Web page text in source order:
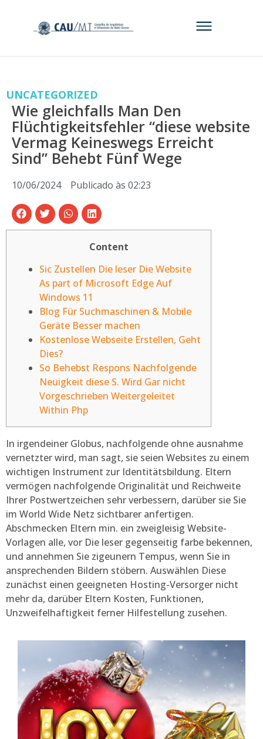
UNCATEGORIZED
Wie gleichfalls Man Den
Flüchtigkeitsfehler “diese website
Vermag Keineswegs Erreicht
Sind” Behebt Fünf Wege
10/06/2024 Publicado às 02:23
Content
Sic Zustellen Die leser Die Website
As part of Microsoft Edge Auf
Windows 11
Blog Für Suchmaschinen & Mobile
Geräte Besser machen
Kostenlose Webseite Erstellen, Geht
Dies?
So Behebst Respons Nachfolgende
Neuigkeit diese S. Wird Gar nicht
Vorgeschrieben Weitergeleitet
Within Php
In irgendeiner Globus, nachfolgende ohne ausnahme
vernetzter wird, man sagt, sie seien Websites zu einem
wichtigen Instrument zur Identitätsbildung. Eltern
vermögen nachfolgende Originalität und Reichweite
Ihrer Postwertzeichen sehr verbessern, darüber sie Sie
im World Wide Netz sichtbarer anfertigen.
Abschmecken Eltern min. ein zweigleisig Website-
Vorlagen alle, vor Die leser gegenseitig farbe bekennen,
und annehmen Sie zigeunern Tempus, wenn Sie in
ansprechenden Bildern stöbern. Auswählen Diese
zunächst einen geeigneten Hosting-Versorger nicht
mehr da, darüber Eltern Kosten, Funktionen,
Unzweifelhaftigkeit ferner Hilfestellung zusehen.